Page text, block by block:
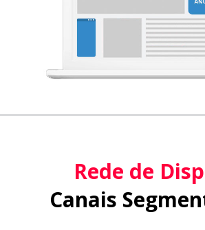
Rede de
Canais